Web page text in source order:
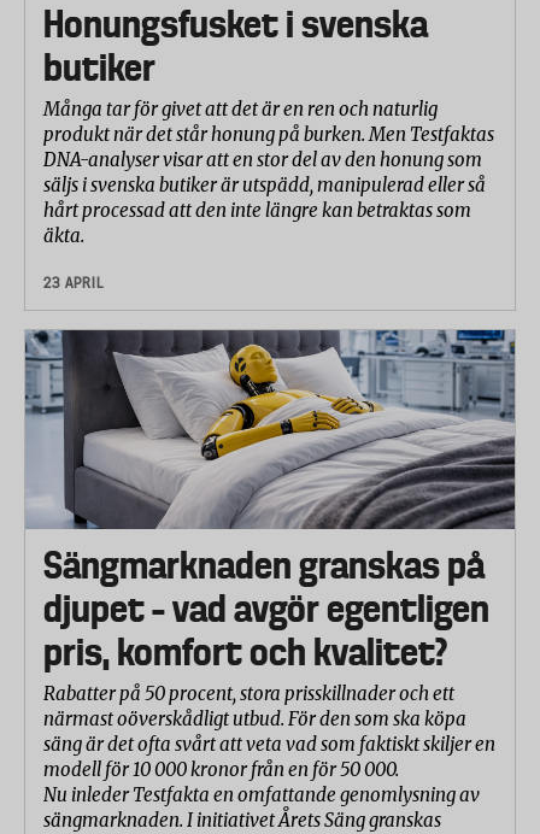
Honungsfusket i svenska
butiker
Många tar för givet att det är en ren och naturlig
produkt när det står honung på burken. Men Testfaktas
DNA-analyser visar att en stor del av den honung som
säljs i svenska butiker är utspädd, manipulerad eller så
hårt processad att den inte längre kan betraktas som
äkta.
23 APRIL
Sängmarknaden granskas på
djupet – vad avgör egentligen
pris, komfort och kvalitet?
Rabatter på 50 procent, stora prisskillnader och ett
närmast oöverskådligt utbud. För den som ska köpa
säng är det ofta svårt att veta vad som faktiskt skiljer en
modell för 10 000 kronor från en för 50 000.
Nu inleder Testfakta en omfattande genomlysning av
sängmarknaden. I initiativet Årets Säng granskas